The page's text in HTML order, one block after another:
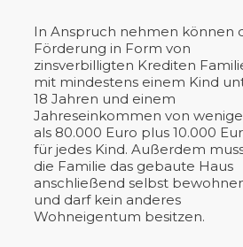
In Anspruch nehmen können
Förderung in Form von
zinsverbilligten Krediten
mit mindestens einem Kind
18 Jahren und einem
Jahreseinkommen von
als 80.000 Euro plus 10.000
für jedes Kind. Außerdem
die Familie das gebaute Haus
anschließend selbst
und darf kein anderes
Wohneigentum besitzen.